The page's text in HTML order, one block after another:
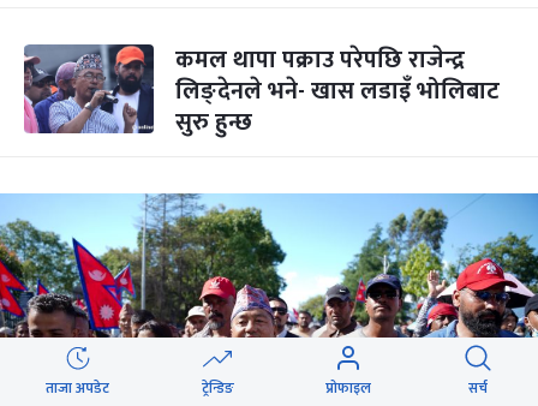
कमल थापा पक्राउ परेपछि राजेन्द्र
लिङ्देनले भने- खास लडाइँ भोलिबाट
सुरु हुन्छ
ताजा अपडेट ट्रेन्डिङ प्रोफाइल सर्च